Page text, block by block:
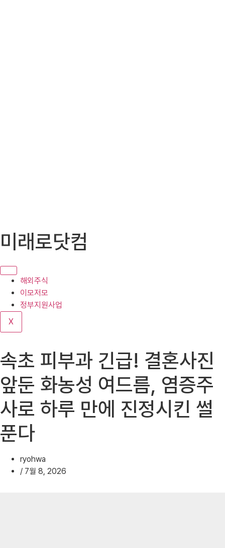
텐
로
기
미래로닷컴
해외주식
이모저모
정부지원사업
X
속초 피부과 긴급! 결혼사진
앞둔 화농성 여드름, 염증주
사로 하루 만에 진정시킨 썰
푼다
ryohwa
/ 7월 8, 2026